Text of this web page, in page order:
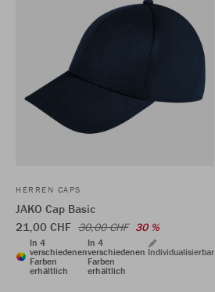
HERREN CAPS
JAKO Cap Basic
21,00 CHF 30,00 CHF 30 %
In 4
verschiedenen
Farben
erhältlich
In 4
verschiedenen
Farben
erhältlich
Individualisierbar